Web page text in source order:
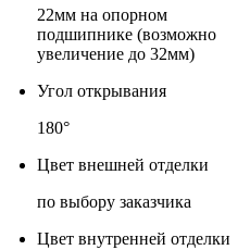
22мм на опорном
подшипнике (возможно
увеличение до 32мм)
Угол открывания
180°
Цвет внешней отделки
по выбору заказчика
Цвет внутренней отделки